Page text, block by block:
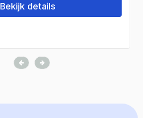
Bekijk details